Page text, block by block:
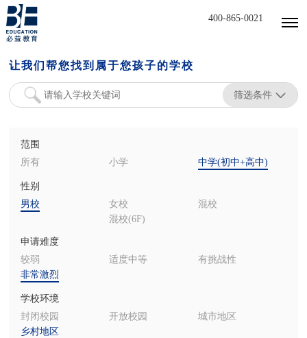
400-865-0021
让我们帮您找到属于您孩子的学校
筛选条件
范围
所有
小学 中学(初中+高中)
性别
男校
女校
混校
混校(6F)
申请难度
较弱
适度中等
有挑战性
非常激烈
学校环境
封闭校园
开放校园
城市地区
乡村地区